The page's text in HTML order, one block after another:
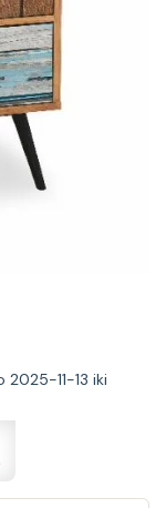
2025-11-13 iki